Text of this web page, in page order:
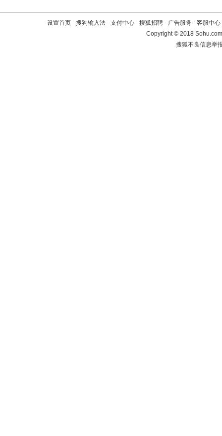
设置首页 - 搜狗输入法 - 支付中心 - 搜狐招聘 - 广告服务 - 客服中心
Copyright©2018
搜狐不良信息举